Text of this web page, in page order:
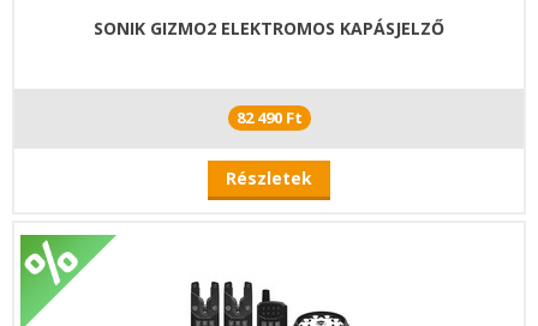
SONIK GIZMO2 ELEKTROMOS KAPÁSJELZŐ
82 490 Ft
Részletek